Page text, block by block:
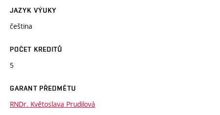
JAZYK VÝUKY
čeština
POČET KREDITŮ
5
GARANT PŘEDMĚTU
RNDr. Květoslava Prudilová